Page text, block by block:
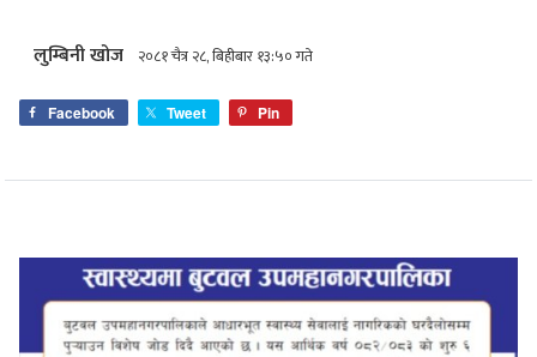
लुम्बिनी खोज २०८१ चैत्र २८, बिहीबार १३:५० गते
Facebook Tweet Pin